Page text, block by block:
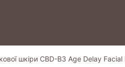
шкіри CBD-B3 Age Delay Facial